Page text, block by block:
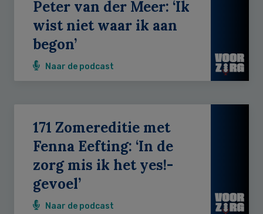
Peter van der Meer: ‘Ik
wist niet waar ik aan
begon’
Naar de podcast
171 Zomereditie met
Fenna Eefting: ‘In de
zorg mis ik het yes!-
gevoel’
Naar de podcast